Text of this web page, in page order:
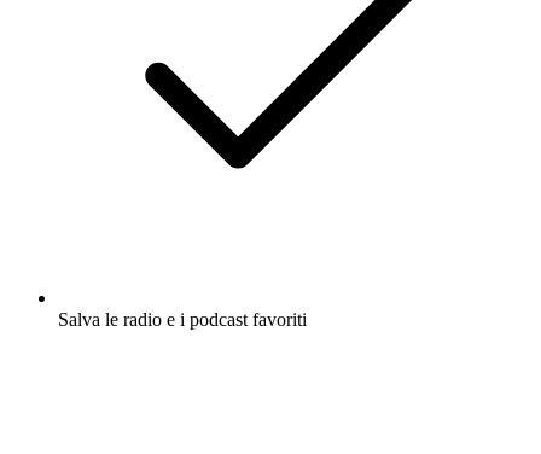
Salva le radio e i podcast favoriti